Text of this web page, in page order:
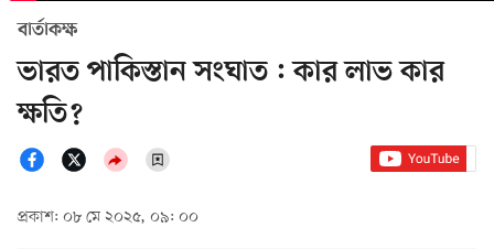
বার্তাকক্ষ
ভারত পাকিস্তান সংঘাত : কার লাভ কার
ক্ষতি?
প্রকাশ: ০৮ মে ২০২৫, ০৯: ০০